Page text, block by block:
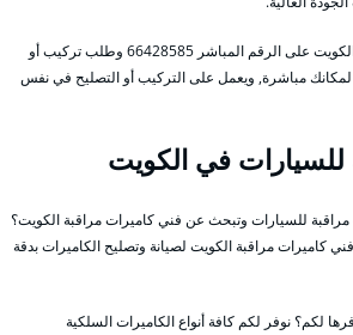
يمكن التواصل مع فني بدالات الكويت على الرقم المباشر 66428585 وطلب تركيب أو
مباشرة, ويعمل على التركيب أو التصليح في نفس
للسيارات في الكويت
للسيارات وتبحث عن فني كاميرات مراقبة الكويت؟
كاميرات مراقبة الكويت لصيانة وتصليح الكاميرات بدقة
لكم؟ نوفر لكم كافة أنواع الكاميرات السلكية